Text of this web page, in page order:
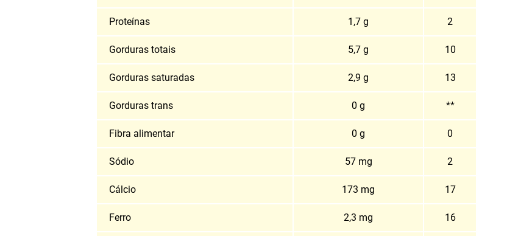
Proteínas 1,7 g 2
Gorduras totais 5,7 g 10
Gorduras saturadas 2,9 g 13
Gorduras trans 0 g **
Fibra alimentar 0 g 0
Sódio 57 mg 2
Cálcio 173 mg 17
Ferro 2,3 mg 16